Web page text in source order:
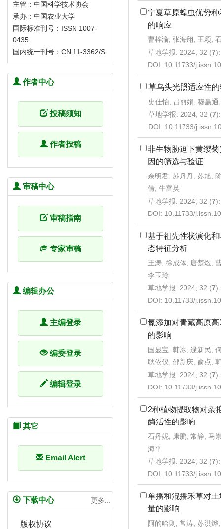
宁夏草原蝗虫优势
的响应
曹梓渝, 张海翔, 王颖,
草地学报. 2024, 32 (7
DOI: 10.11733/
草乌头光照适应性
史佳怡, 吕丽娟, 穆赢
草地学报. 2024, 32 (7
DOI: 10.11733/
非生物胁迫下黄缨
因的筛选与验证
余明君, 苏丹丹, 苏旭,
倩, 牛富英
草地学报. 2024, 32 (7
DOI: 10.11733/
基于祖先性状演化
态特征分析
王涛, 徐成体, 唐楚煜,
李玉玲
草地学报. 2024, 32 (7
DOI: 10.11733/
氮添加对青藏高原
的影响
国显宝, 韩冰, 逯新民,
耿依仪, 邵新庆, 俞点,
草地学报. 2024, 32 (7
DOI: 10.11733/
2种植物提取物对杂
酶活性的影响
石丹妮, 康鹏, 常静, 马
海平
草地学报. 2024, 32 (7
DOI: 10.11733/
单播和混播禾草对
量的影响
阿的哈则, 常涛, 苏洪
主管：中国科学技术协会
承办：中国农业大学
国际标准刊号：ISSN 1007-
0435
国内统一刊号：CN 11-3362/S
作者中心
投稿须知
作者投稿
审稿中心
审稿指南
专家审稿
编辑办公
主编登录
编委登录
编辑登录
其它
Email Alert
下载中心 更多...
版权协议